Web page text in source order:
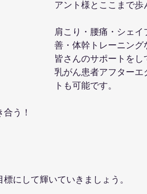
アント様とここまで歩
肩こり・腰痛・シェイ
善・体幹トレーニン
皆さんのサポートをし
乳がん患者アフターエ
トも可能です。
う！
にして輝いていきましょう。